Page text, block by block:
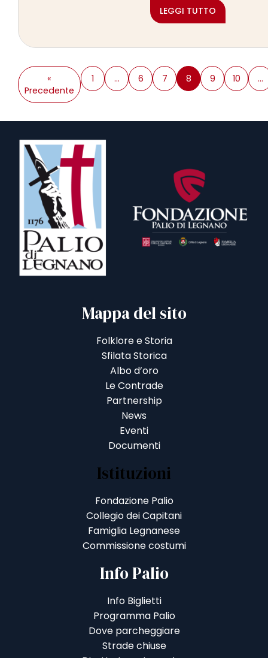
LEGGI TUTTO
«
Precedente
1 … 6 7 8 9 10 …
Mappa del sito
Folklore e Storia
Sfilata Storica
Albo d’oro
Le Contrade
Partnership
News
Eventi
Documenti
Istituzioni
Fondazione Palio
Collegio dei Capitani
Famiglia Legnanese
Commissione costumi
Info Palio
Info Biglietti
Programma Palio
Dove parcheggiare
Strade chiuse